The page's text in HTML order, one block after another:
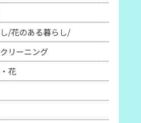
/花のある暮らし/
リーニング
花